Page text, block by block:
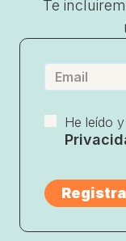
Te
He leído